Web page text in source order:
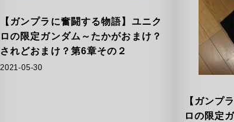
【ガンプラに奮闘する物語】ユニク
ロの限定ガンダム～たかがおまけ？
されどおまけ？第6章その２
2021-05-30
【ガンプ
ロの限定